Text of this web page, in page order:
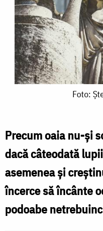
Foto:
Precum oaia nu-și
dacă câteodată
asemenea și
încerce să încânte
podoabe